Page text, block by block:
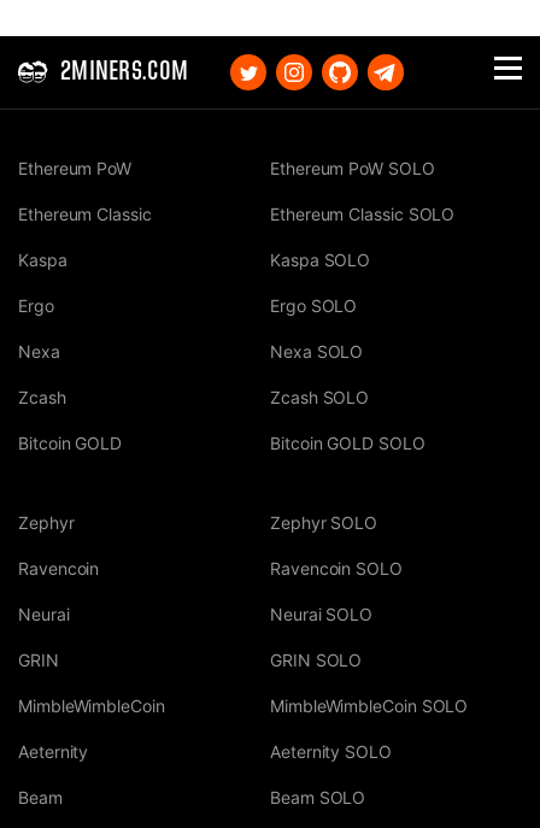
2MINERS.COM
Ethereum PoW
Ethereum Classic
Kaspa
Ergo
Nexa
Zcash
Bitcoin GOLD
Ethereum PoW SOLO
Ethereum Classic SOLO
Kaspa SOLO
Ergo SOLO
Nexa SOLO
Zcash SOLO
Bitcoin GOLD SOLO
Zephyr
Ravencoin
Neurai
GRIN
MimbleWimbleCoin
Aeternity
Beam
Zephyr SOLO
Ravencoin SOLO
Neurai SOLO
GRIN SOLO
MimbleWimbleCoin SOLO
Aeternity SOLO
Beam SOLO